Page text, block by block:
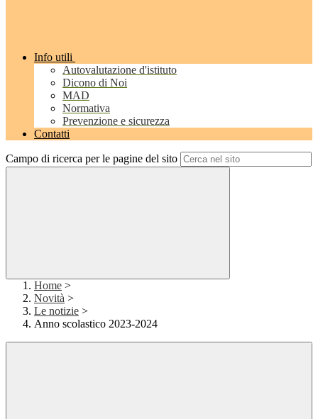
Info utili
Autovalutazione d'istituto
Dicono di Noi
MAD
Normativa
Prevenzione e sicurezza
Contatti
Campo di ricerca per le pagine del sito
Home >
Novità >
Le notizie >
Anno scolastico 2023-2024